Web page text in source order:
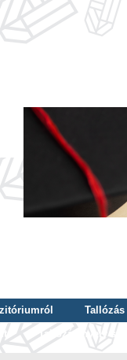
Tallózás nyelv